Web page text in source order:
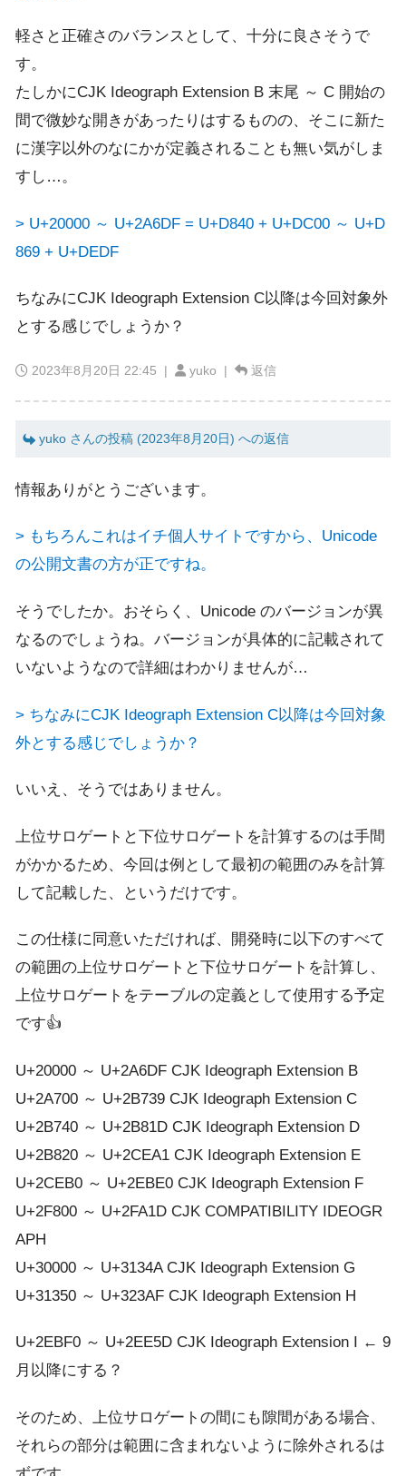
軽さと正確さのバランスとして、十分に良さそうで
す。
たしかにCJK Ideograph Extension B 末尾 ～ C 開始の
間で微妙な開きがあったりはするものの、そこに新た
に漢字以外のなにかが定義されることも無い気がしま
すし…。
> U+20000 ～ U+2A6DF = U+D840 + U+DC00 ～ U+D
869 + U+DEDF
ちなみにCJK Ideograph Extension C以降は今回対象外
とする感じでしょうか？
2023年8月20日 22:45 | yuko | 返信
yuko さんの投稿 (2023年8月20日) への返信
情報ありがとうございます。
> もちろんこれはイチ個人サイトですから、Unicode
の公開文書の方が正ですね。
そうでしたか。おそらく、Unicode のバージョンが異
なるのでしょうね。バージョンが具体的に記載されて
いないようなので詳細はわかりませんが…
> ちなみにCJK Ideograph Extension C以降は今回対象
外とする感じでしょうか？
いいえ、そうではありません。
上位サロゲートと下位サロゲートを計算するのは手間
がかかるため、今回は例として最初の範囲のみを計算
して記載した、というだけです。
この仕様に同意いただければ、開発時に以下のすべて
の範囲の上位サロゲートと下位サロゲートを計算し、
上位サロゲートをテーブルの定義として使用する予定
です👍
U+20000 ～ U+2A6DF CJK Ideograph Extension B
U+2A700 ～ U+2B739 CJK Ideograph Extension C
U+2B740 ～ U+2B81D CJK Ideograph Extension D
U+2B820 ～ U+2CEA1 CJK Ideograph Extension E
U+2CEB0 ～ U+2EBE0 CJK Ideograph Extension F
U+2F800 ～ U+2FA1D CJK COMPATIBILITY IDEOGR
APH
U+30000 ～ U+3134A CJK Ideograph Extension G
U+31350 ～ U+323AF CJK Ideograph Extension H
U+2EBF0 ～ U+2EE5D CJK Ideograph Extension I ← 9
月以降にする？
そのため、上位サロゲートの間にも隙間がある場合、
それらの部分は範囲に含まれないように除外されるは